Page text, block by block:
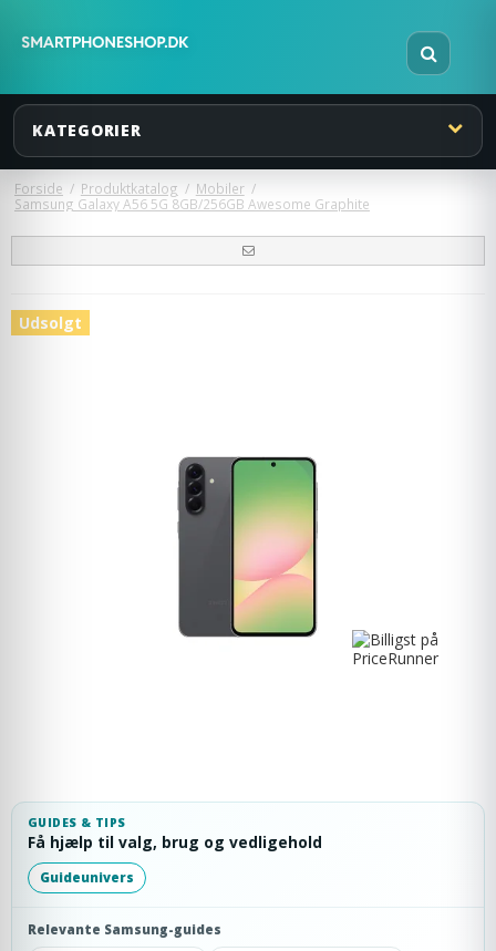
KATEGORIER
Forside / Produktkatalog / Mobiler /
Samsung Galaxy A56 5G 8GB/256GB Awesome Graphite
Udsolgt
GUIDES & TIPS
Få hjælp til valg, brug og vedligehold
Guideunivers
Relevante Samsung-guides